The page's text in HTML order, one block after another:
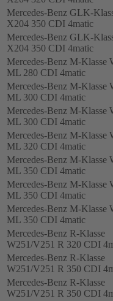
Mercedes-Benz GLK-
X204 350 CDI 4matic
Mercedes-Benz GLK-
X204 350 CDI 4matic
Mercedes-Benz M-Klasse
ML 280 CDI 4matic
Mercedes-Benz M-Klasse
ML 300 CDI 4matic
Mercedes-Benz M-Klasse
ML 300 CDI 4matic
Mercedes-Benz M-Klasse
ML 320 CDI 4matic
Mercedes-Benz M-Klasse
ML 350 CDI 4matic
Mercedes-Benz M-Klasse
ML 350 CDI 4matic
Mercedes-Benz M-Klasse
ML 350 CDI 4matic
Mercedes-Benz R-Klasse
W251/V251 R 320 CDI
Mercedes-Benz R-Klasse
W251/V251 R 350 CDI
Mercedes-Benz R-Klasse
W251/V251 R 350 CDI